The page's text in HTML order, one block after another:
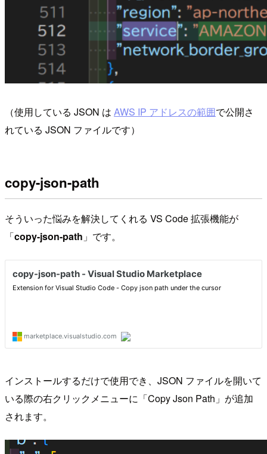
（使用している JSON は AWS IP アドレスの範囲で公開さ
れている JSON ファイルです）
copy-json-path
そういった悩みを解決してくれる VS Code 拡張機能が
「copy-json-path 」です。
インストールするだけで使用でき、JSON ファイルを開いて
いる際の右クリックメニューに「Copy Json Path」が追加
されます。